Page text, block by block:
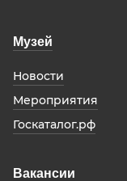
Музей
Новости
Мероприятия
Госкаталог.рф
Вакансии